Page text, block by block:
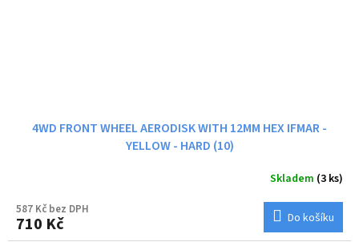
4WD FRONT WHEEL AERODISK WITH 12MM HEX IFMAR -
YELLOW - HARD (10)
Skladem (3 ks)
587 Kč bez DPH
710 Kč Do košíku